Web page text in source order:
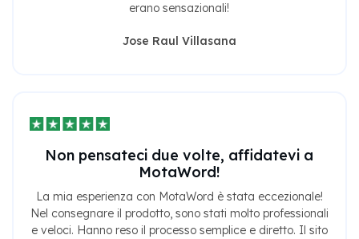
erano sensazionali!
Jose Raul Villasana
Non pensateci due volte, affidatevi a
MotaWord!
La mia esperienza con MotaWord è stata eccezionale!
Nel consegnare il prodotto, sono stati molto professionali
e veloci. Hanno reso il processo semplice e diretto. Il sito